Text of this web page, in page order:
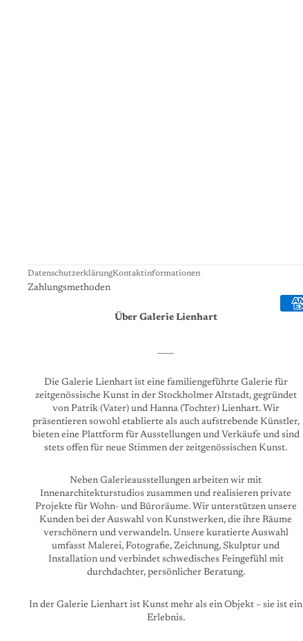
DatenschutzerklärungKontaktinformationen
Zahlungsmethoden
Über Galerie Lienhart
Die Galerie Lienhart ist eine familiengeführte Galerie für
zeitgenössische Kunst in der Stockholmer Altstadt, gegründet
von Patrik (Vater) und Hanna (Tochter) Lienhart. Wir
präsentieren sowohl etablierte als auch aufstrebende Künstler,
bieten eine Plattform für Ausstellungen und Verkäufe und sind
stets offen für neue Stimmen der zeitgenössischen Kunst.
Neben Galerieausstellungen arbeiten wir mit
Innenarchitekturstudios zusammen und realisieren private
Projekte für Wohn- und Büroräume. Wir unterstützen unsere
Kunden bei der Auswahl von Kunstwerken, die ihre Räume
verschönern und verwandeln. Unsere kuratierte Auswahl
umfasst Malerei, Fotografie, Zeichnung, Skulptur und
Installation und verbindet schwedisches Feingefühl mit
durchdachter, persönlicher Beratung.
In der Galerie Lienhart ist Kunst mehr als ein Objekt – sie ist ein
Erlebnis.